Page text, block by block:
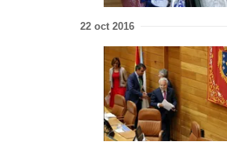
22 oct 2016